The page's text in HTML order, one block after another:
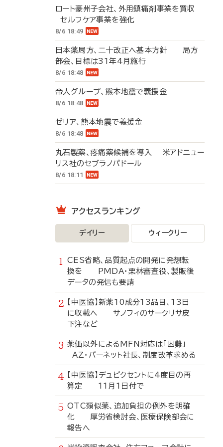
ロート豪州子会社、外用鎮痛剤事業を買収
セルフケア事業を強化
8/6 18:49
日本薬局方、二十改正へ基本方針 局方
部会、目標は31年4月施行
8/6 18:48
帝人グループ、熊本地震で義援金
8/6 18:48
ゼリア、熊本地震で義援金
8/6 18:48
丸石製薬、疼痛薬候補を導入 米アドニュー
リス社のセブラノパドール
8/6 18:11
アクセスランキング
デイリー ウィークリー
CES省略、品質起点の開発に発想転
換を PMDA・栗林審査役、製販後
データの発信も要請
【中医協】新薬10成分13品目、13日
に収載へ サノフィのサークリサ皮
下注など
薬価以外によるMFN対応は「困難」
AZ・バーネット社長、制度改革求める
【中医協】デュピクセントに4度目の再
算定 11月1日付で
OTC類似薬、追加負担の例外を明確
化 厚労省検討会、医療保険部会に
報告へ